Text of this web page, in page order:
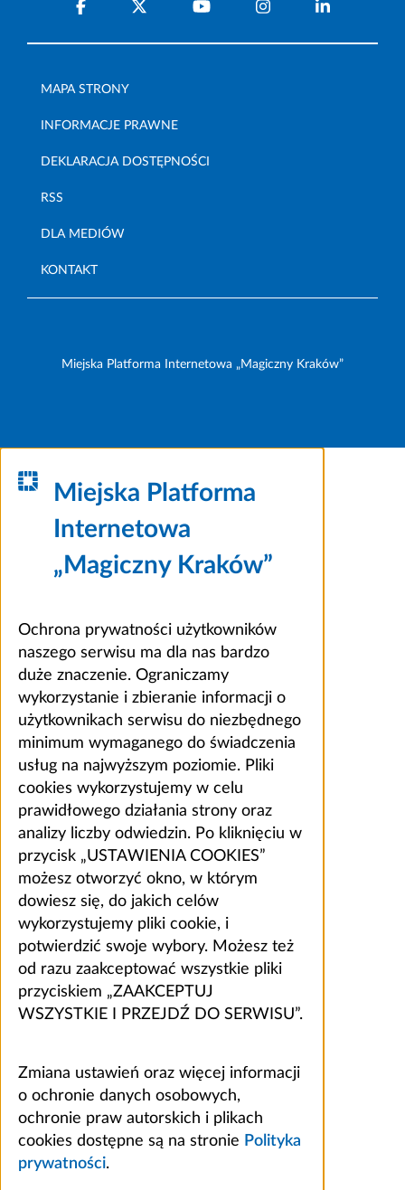
MAPA STRONY
INFORMACJE PRAWNE
DEKLARACJA DOSTĘPNOŚCI
RSS
DLA MEDIÓW
KONTAKT
Miejska Platforma Internetowa „Magiczny Kraków”
Miejska Platforma
Internetowa
„Magiczny Kraków”
Ochrona prywatności użytkowników
naszego serwisu ma dla nas bardzo
duże znaczenie. Ograniczamy
wykorzystanie i zbieranie informacji o
użytkownikach serwisu do niezbędnego
minimum wymaganego do świadczenia
usług na najwyższym poziomie. Pliki
cookies wykorzystujemy w celu
prawidłowego działania strony oraz
analizy liczby odwiedzin. Po kliknięciu w
przycisk „USTAWIENIA COOKIES”
możesz otworzyć okno, w którym
dowiesz się, do jakich celów
wykorzystujemy pliki cookie, i
potwierdzić swoje wybory. Możesz też
od razu zaakceptować wszystkie pliki
przyciskiem „ZAAKCEPTUJ
WSZYSTKIE I PRZEJDŹ DO SERWISU”.
Zmiana ustawień oraz więcej informacji
o ochronie danych osobowych,
ochronie praw autorskich i plikach
cookies dostępne są na stronie Polityka
prywatności.